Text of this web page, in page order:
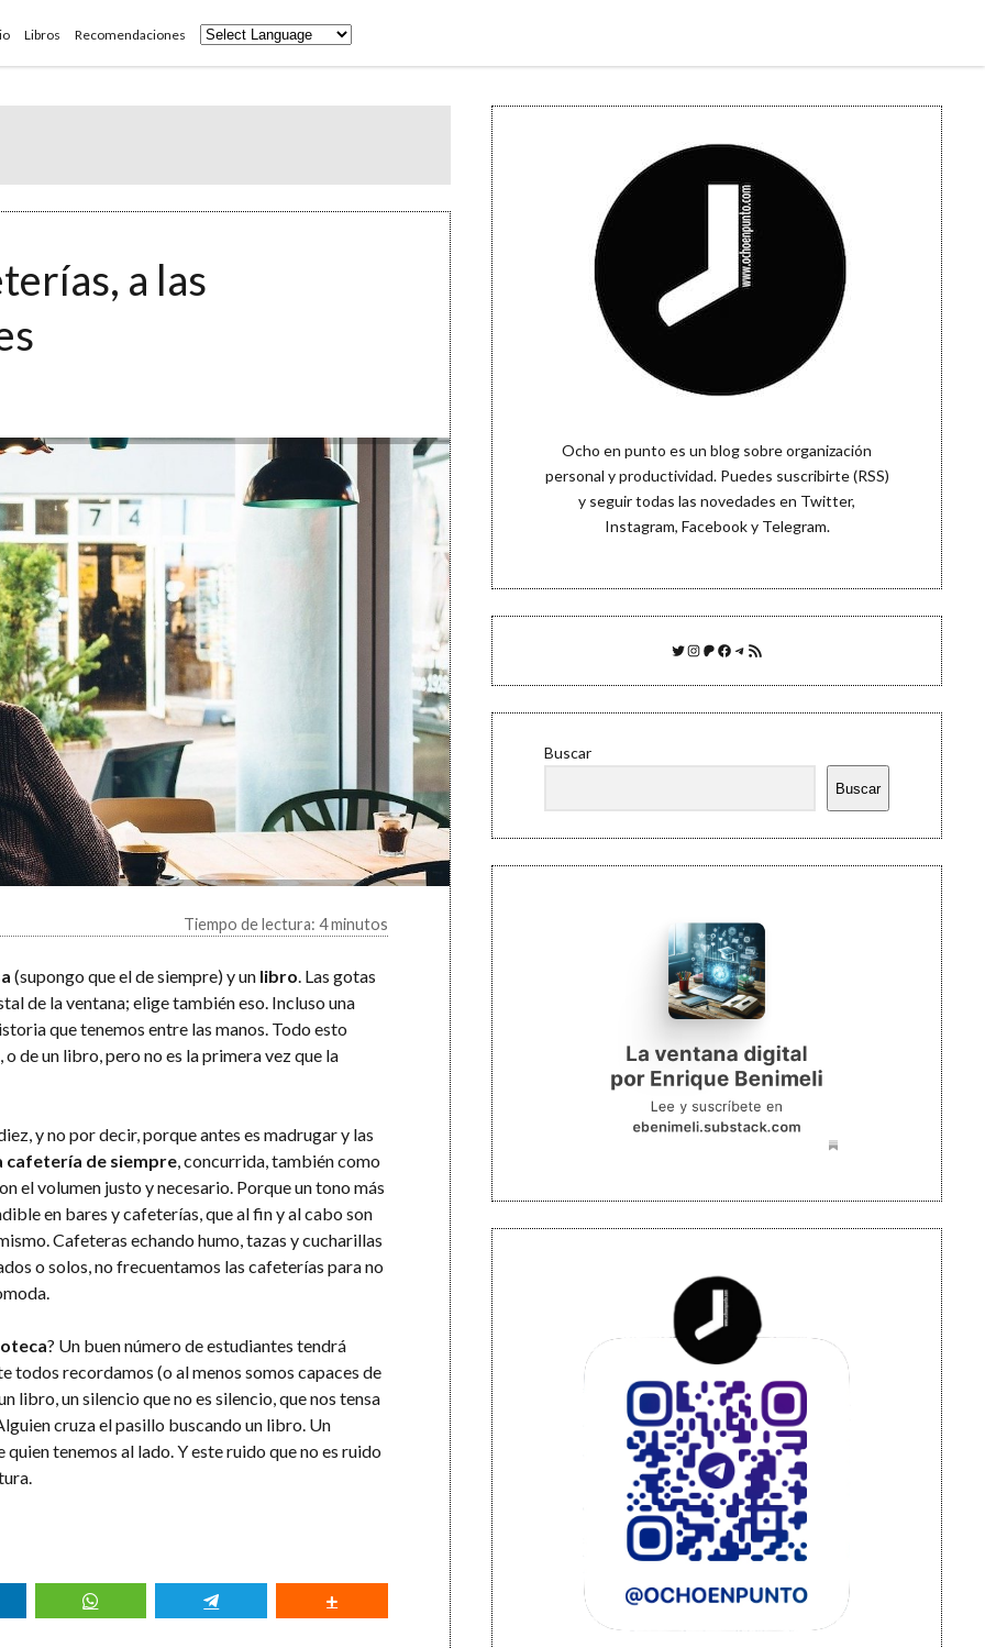
Libros Recomendaciones
a las
Tiempo de lectura: 4 minutos
(supongo que el de siempre) y un libro. Las gotas
de la ventana; elige también eso. Incluso una
que tenemos entre las manos. Todo esto
de un libro, pero no es la primera vez que la
y no por decir, porque antes es madrugar y las
cafetería de siempre, concurrida, también como
el volumen justo y necesario. Porque un tono más
en bares y cafeterías, que al fin y al cabo son
Cafeteras echando humo, tazas y cucharillas
o solos, no frecuentamos las cafeterías para no
? Un buen número de estudiantes tendrá
todos recordamos (o al menos somos capaces de
libro, un silencio que no es silencio, que nos tensa
cruza el pasillo buscando un libro. Un
tenemos al lado. Y este ruido que no es ruido
Sidebar
Ocho en punto es un blog sobre organización
personal y productividad. Puedes suscribirte (RSS)
y seguir todas las novedades en Twitter,
Instagram, Facebooky Telegram.
Twitter
Instagram
Patreon
Facebook
Telegram
Feed RSS
Buscar
Buscar